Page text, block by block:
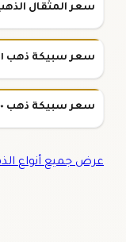
سعر المثقال الذهب
سعر سبيكة ذهب ١ تولة عيار ٢٤
سعر سبيكة ذهب ١٠ تولة عيار ٢٤
عرض جميع أنواع